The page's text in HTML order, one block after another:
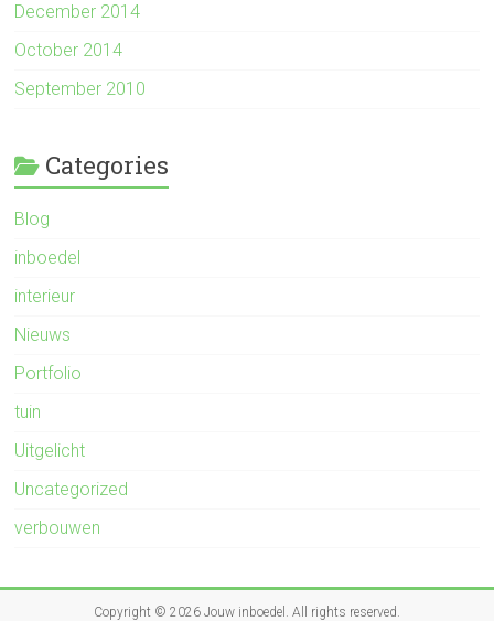
December 2014
October 2014
September 2010
Categories
Blog
inboedel
interieur
Nieuws
Portfolio
tuin
Uitgelicht
Uncategorized
verbouwen
Copyright © 2026 Jouw inboedel . All rights reserved.